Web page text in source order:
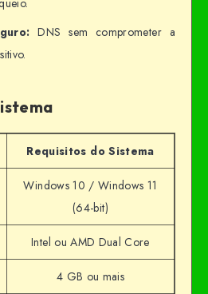
DNS sem comprometer a
Requisitos do Sistema
Windows 10 / Windows 11
(64-bit)
Intel ou AMD Dual Core
4 GB ou mais